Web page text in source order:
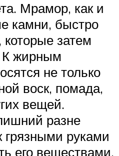
Мрамор, как и
камни, быстро
затем
К жирным
не только
воск, помада,
вещей.
разне
грязными руками
его веществами,